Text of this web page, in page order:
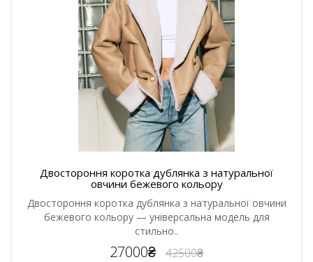
Двостороння коротка дублянка з натуральної
овчини бежевого кольору
Двостороння коротка дублянка з натуральної овчини
бежевого кольору — універсальна модель для
стильно..
27000₴ 42500₴